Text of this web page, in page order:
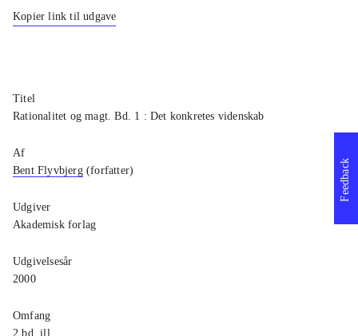
Kopier link til udgave
Titel
Rationalitet og magt. Bd. 1 : Det konkretes videnskab
Af
Bent Flyvbjerg(forfatter)
Udgiver
Akademisk forlag
Udgivelsesår
2000
Omfang
2 bd, ill.
Feedback